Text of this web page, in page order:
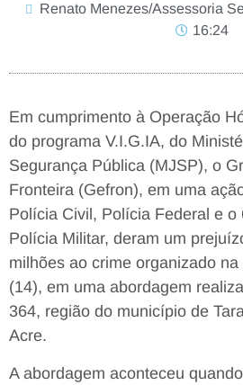
Renato Menezes/Assessoria
16:24
Em cumprimento à Operação
do programa V.I.G.IA, do
Segurança Pública (MJSP), o
Fronteira (Gefron), em uma
Polícia Civil, Polícia Federal e o
Polícia Militar, deram um
milhões ao crime organizado
(14), em uma abordagem
364, região do município de
Acre.
A abordagem aconteceu